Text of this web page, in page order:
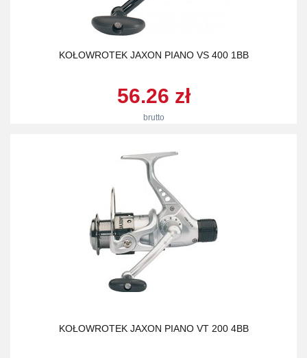
KOŁOWROTEK JAXON PIANO VS 400 1BB
56.26 zł
brutto
KOŁOWROTEK JAXON PIANO VT 200 4BB